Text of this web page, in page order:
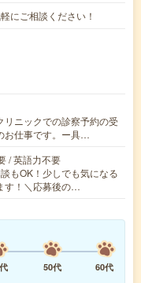
にご相談ください！
リニックでの診察予約の受
お仕事です。ー具…
/ 英語力不要
もOK！少しでも気になる
す！＼応募後の…
50代
60代